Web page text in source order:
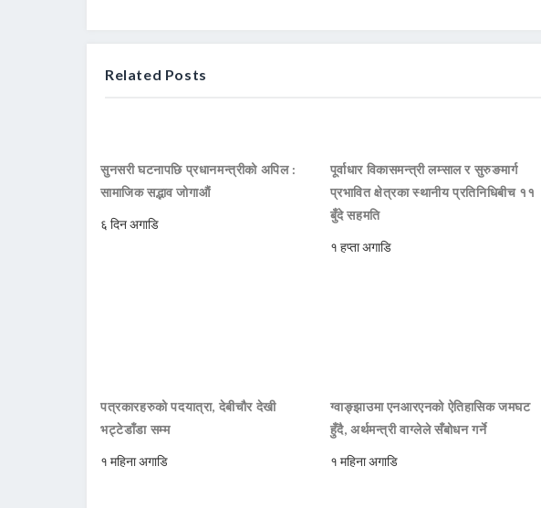
Related Posts
सुनसरी घटनापछि प्रधानमन्त्रीको अपिल :
सामाजिक सद्भाव जोगाऔं
६ दिन अगाडि
पूर्वाधार विकासमन्त्री लम्साल र सुरुङमार्ग
प्रभावित क्षेत्रका स्थानीय प्रतिनिधिबीच ११
बुँदे सहमति
१ हप्ता अगाडि
पत्रकारहरुको पदयात्रा, देबीचौर देखी
भट्टेडाँडा सम्म
१ महिना अगाडि
ग्वाङ्झाउमा एनआरएनको ऐतिहासिक जमघट
हुँदै, अर्थमन्त्री वाग्लेले सँबोधन गर्ने
१ महिना अगाडि